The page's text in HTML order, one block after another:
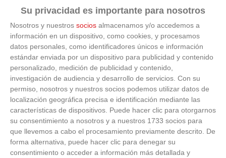
Su privacidad es importante para nosotros
Nosotros y nuestros socios almacenamos y/o accedemos a
información en un dispositivo, como cookies, y procesamos
datos personales, como identificadores únicos e información
estándar enviada por un dispositivo para publicidad y contenido
personalizado, medición de publicidad y contenido,
investigación de audiencia y desarrollo de servicios. Con su
permiso, nosotros y nuestros socios podemos utilizar datos de
localización geográfica precisa e identificación mediante las
características de dispositivos. Puede hacer clic para otorgarnos
su consentimiento a nosotros y a nuestros 1733 socios para
que llevemos a cabo el procesamiento previamente descrito. De
forma alternativa, puede hacer clic para denegar su
consentimiento o acceder a información más detallada y
Patrocinador Técnico Oficial
Patrocinador Oficial